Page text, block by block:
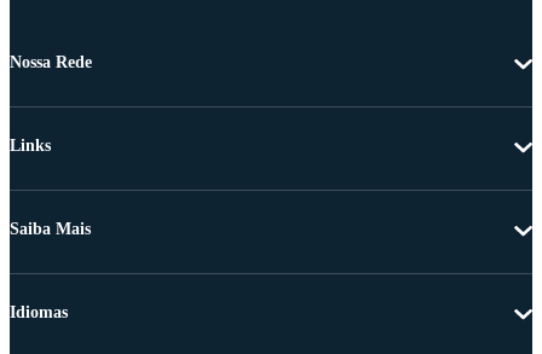
Nossa Rede
Links
Saiba Mais
Idiomas